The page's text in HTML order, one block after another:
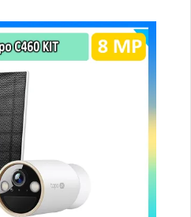
lưu đám mây dễ lắp đặt
nhỏ.